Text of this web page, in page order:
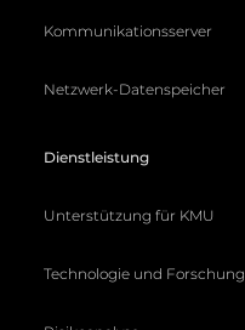
Kommunikationsserver
Netzwerk-Datenspeicher
Dienstleistung
Unterstützung für KMU
Technologie und Forschung